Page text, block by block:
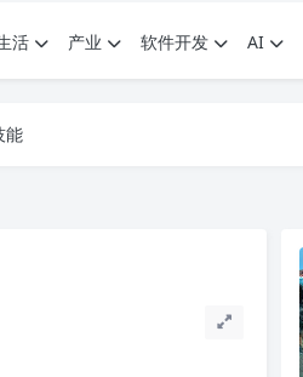
活 产业 软件开发 AI
能